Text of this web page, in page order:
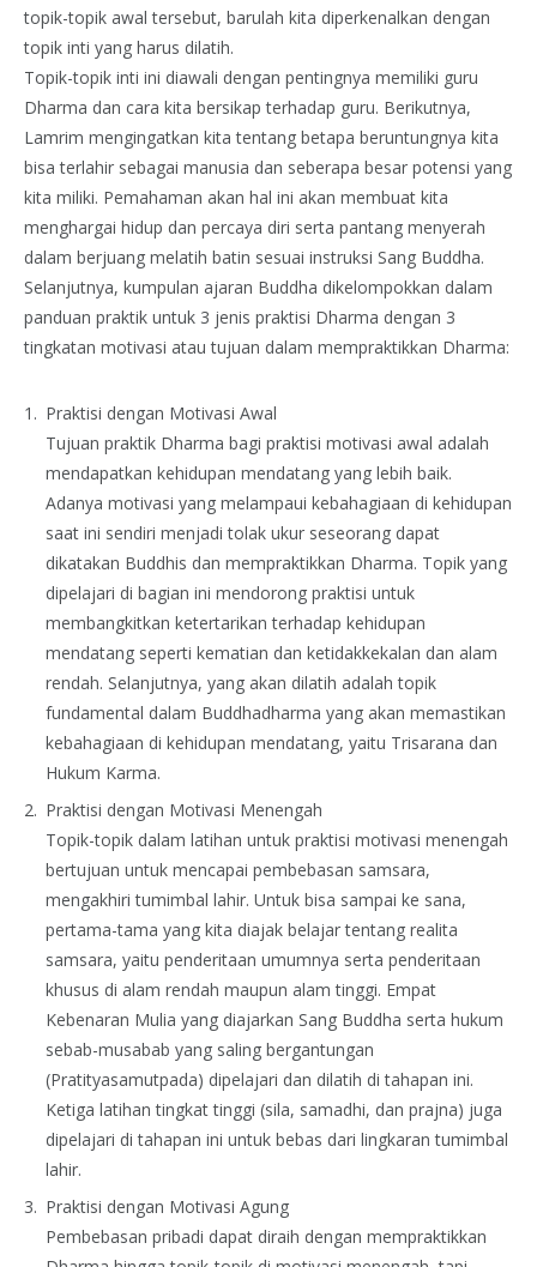
topik-topik awal tersebut, barulah kita diperkenalkan dengan
topik inti yang harus dilatih.
Topik-topik inti ini diawali dengan pentingnya memiliki guru
Dharma dan cara kita bersikap terhadap guru. Berikutnya,
Lamrim mengingatkan kita tentang betapa beruntungnya kita
bisa terlahir sebagai manusia dan seberapa besar potensi yang
kita miliki. Pemahaman akan hal ini akan membuat kita
menghargai hidup dan percaya diri serta pantang menyerah
dalam berjuang melatih batin sesuai instruksi Sang Buddha.
Selanjutnya, kumpulan ajaran Buddha dikelompokkan dalam
panduan praktik untuk 3 jenis praktisi Dharma dengan 3
tingkatan motivasi atau tujuan dalam mempraktikkan Dharma:
Praktisi dengan Motivasi Awal
Tujuan praktik Dharma bagi praktisi motivasi awal adalah
mendapatkan kehidupan mendatang yang lebih baik.
Adanya motivasi yang melampaui kebahagiaan di kehidupan
saat ini sendiri menjadi tolak ukur seseorang dapat
dikatakan Buddhis dan mempraktikkan Dharma. Topik yang
dipelajari di bagian ini mendorong praktisi untuk
membangkitkan ketertarikan terhadap kehidupan
mendatang seperti kematian dan ketidakkekalan dan alam
rendah. Selanjutnya, yang akan dilatih adalah topik
fundamental dalam Buddhadharma yang akan memastikan
kebahagiaan di kehidupan mendatang, yaitu Trisarana dan
Hukum Karma.
Praktisi dengan Motivasi Menengah
Topik-topik dalam latihan untuk praktisi motivasi menengah
bertujuan untuk mencapai pembebasan samsara,
mengakhiri tumimbal lahir. Untuk bisa sampai ke sana,
pertama-tama yang kita diajak belajar tentang realita
samsara, yaitu penderitaan umumnya serta penderitaan
khusus di alam rendah maupun alam tinggi. Empat
Kebenaran Mulia yang diajarkan Sang Buddha serta hukum
sebab-musabab yang saling bergantungan
(Pratityasamutpada) dipelajari dan dilatih di tahapan ini.
Ketiga latihan tingkat tinggi (sila, samadhi, dan prajna) juga
dipelajari di tahapan ini untuk bebas dari lingkaran tumimbal
lahir.
Praktisi dengan Motivasi Agung
Pembebasan pribadi dapat diraih dengan mempraktikkan